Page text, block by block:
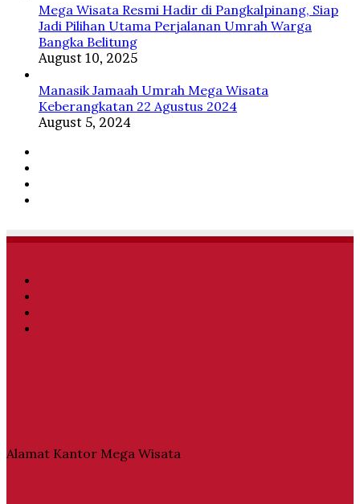
Mega Wisata Resmi Hadir di Pangkalpinang, Siap
Jadi Pilihan Utama Perjalanan Umrah Warga
Bangka Belitung
August 10, 2025
Manasik Jamaah Umrah Mega Wisata
Keberangkatan 22 Agustus 2024
August 5, 2024
Alamat Kantor Mega Wisata